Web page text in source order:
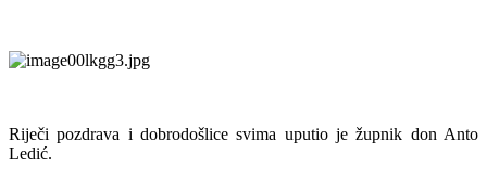
Riječi pozdrava i dobrodošlice svima uputio je župnik don Anto
Ledić.